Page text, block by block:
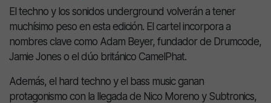
El techno y los sonidos underground volverán a tener
muchísimo peso en esta edición. El cartel incorpora a
nombres clave como Adam Beyer, fundador de Drumcode,
Jamie Jones o el dúo británico CamelPhat.
Además, el hard techno y el bass music ganan
protagonismo con la llegada de Nico Moreno y Subtronics,